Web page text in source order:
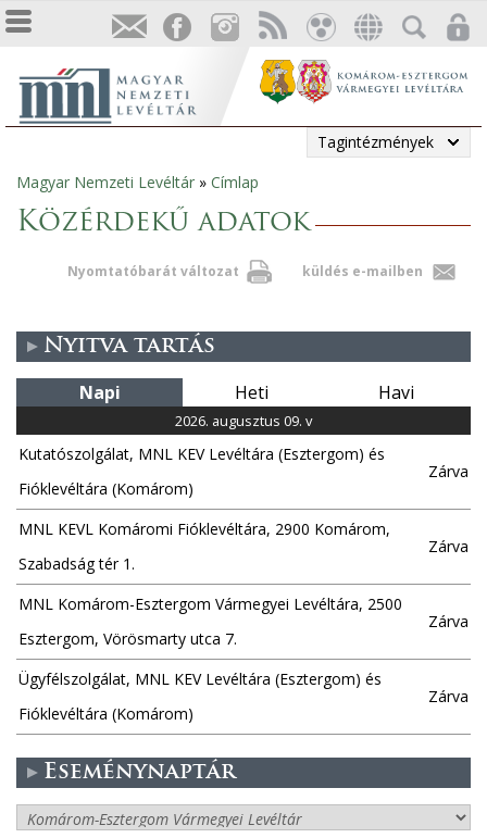
Tagintézmények
Jelenlegi
hely
Magyar Nemzeti Levéltár » Címlap
Közérdekű adatok
Nyomtatóbarát változat küldés e-mailben
Nyitva tartás
Napi Heti Havi
2026. augusztus 09. v
Kutatószolgálat, MNL KEV Levéltára (Esztergom) és
Fióklevéltára (Komárom)
Zárva
MNL KEVL Komáromi Fióklevéltára, 2900 Komárom,
Szabadság tér 1.
Zárva
MNL Komárom-Esztergom Vármegyei Levéltára, 2500
Esztergom, Vörösmarty utca 7.
Zárva
Ügyfélszolgálat, MNL KEV Levéltára (Esztergom) és
Fióklevéltára (Komárom)
Zárva
Eseménynaptár